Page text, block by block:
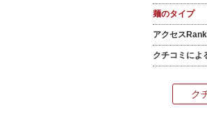
麺のタイプ
アクセス
クチコミによ
ク